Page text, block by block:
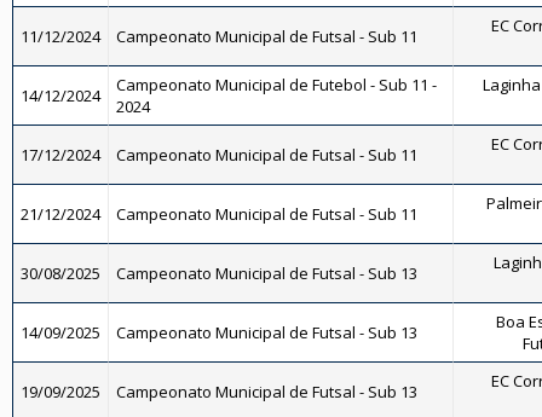
11/12/2024 Campeonato Municipal de Futsal - Sub 11 EC
14/12/2024
Campeonato Municipal de Futebol - Sub 11 -
2024
Laginha
17/12/2024 Campeonato Municipal de Futsal - Sub 11 EC
21/12/2024 Campeonato Municipal de Futsal - Sub 11
30/08/2025 Campeonato Municipal de Futsal - Sub 13
14/09/2025 Campeonato Municipal de Futsal - Sub 13
Boa
19/09/2025 Campeonato Municipal de Futsal - Sub 13 EC